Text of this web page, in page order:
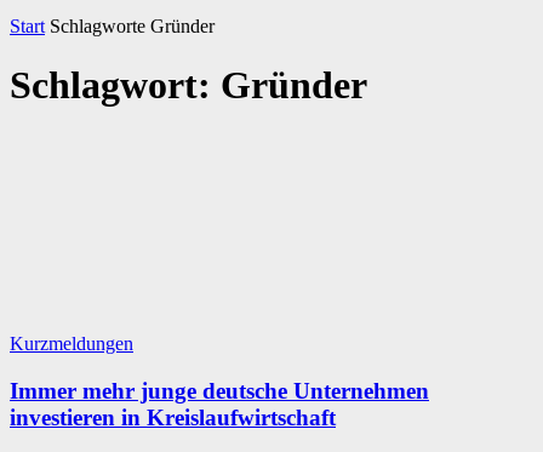
Start Schlagworte Gründer
Schlagwort: Gründer
Kurzmeldungen
Immer mehr junge deutsche Unternehmen
investieren in Kreislaufwirtschaft